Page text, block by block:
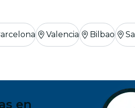
Valencia Bilbao
en